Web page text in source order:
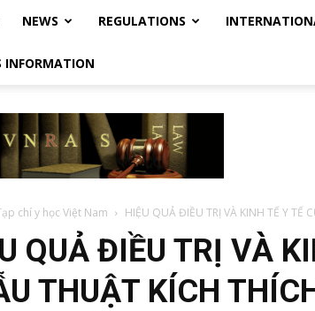
NEWS REGULATIONS
INFORMATION
Regulatory
Affairs
Society
chí y học Việt Nam HIỆU QUẢ ĐIỀU TRỊ VÀ KINH TẾ Y TẾ
QUẢ ĐIỀU TRỊ VÀ
THUẬT KÍCH